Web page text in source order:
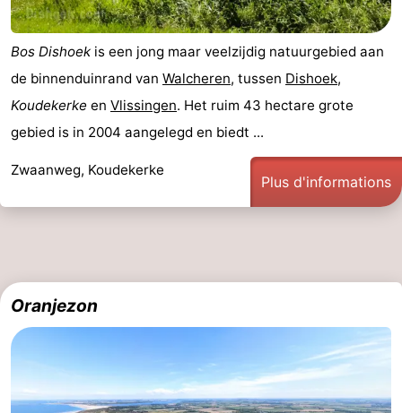
Bos Dishoek is een jong maar veelzijdig natuurgebied aan
de binnenduinrand van Walcheren, tussen Dishoek,
Koudekerke en Vlissingen. Het ruim 43 hectare grote
gebied is in 2004 aangelegd en biedt ...
Zwaanweg, Koudekerke
Plus d'informations
Oranjezon